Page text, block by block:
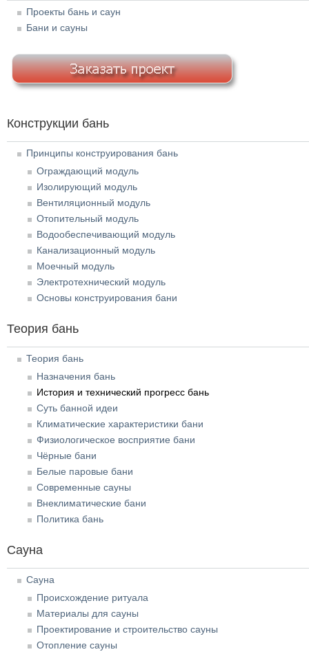
Проекты бань и саун
Бани и сауны
Конструкции бань
Принципы конструирования бань
Ограждающий модуль
Изолирующий модуль
Вентиляционный модуль
Отопительный модуль
Водообеспечивающий модуль
Канализационный модуль
Моечный модуль
Электротехнический модуль
Основы конструирования бани
Теория бань
Теория бань
Назначения бань
История и технический прогресс бань
Суть банной идеи
Климатические характеристики бани
Физиологическое восприятие бани
Чёрные бани
Белые паровые бани
Современные сауны
Внеклиматические бани
Политика бань
Сауна
Сауна
Происхождение ритуала
Материалы для сауны
Проектирование и строительство сауны
Отопление сауны